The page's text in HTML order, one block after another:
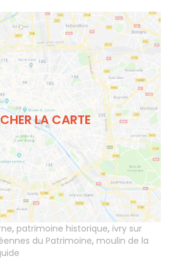
LA CARTE
, patrimoine historique, ivry sur
du Patrimoine, moulin de la